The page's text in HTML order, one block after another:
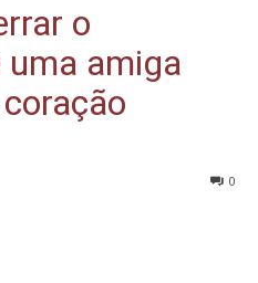
o
uma amiga
0